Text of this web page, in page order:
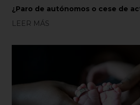
¿Paro de autónomos o cese de
LEER MÁS